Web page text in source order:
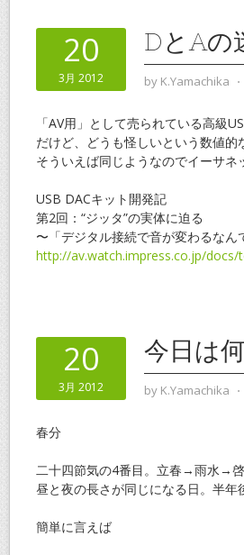
20
3月 2012
DとAの
by K.Yamachika ⋅
「AV用」として売られている高級
だけど、どうも怪しいという数値的
そういえば同じようなのでイーサネ
USB DACキット開発記
第2回：“ジッタ”の実体に迫る
〜「デジタル接続で音が変わるなん
http://av.watch.impress.co.jp/
20
3月 2012
今日は
by K.Yamachika ⋅
春分
二十四節気の4番目。立春→雨水→
昼と夜の長さが同じになる日。半年
簡単に言えば